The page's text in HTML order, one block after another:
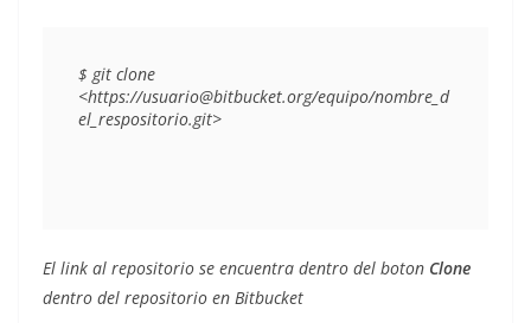
$ git clone
<https://usuario@bitbucket.org/equipo/nombre_d
El link al repositorio se encuentra dentro del boton Clone
dentro del repositorio en Bitbucket